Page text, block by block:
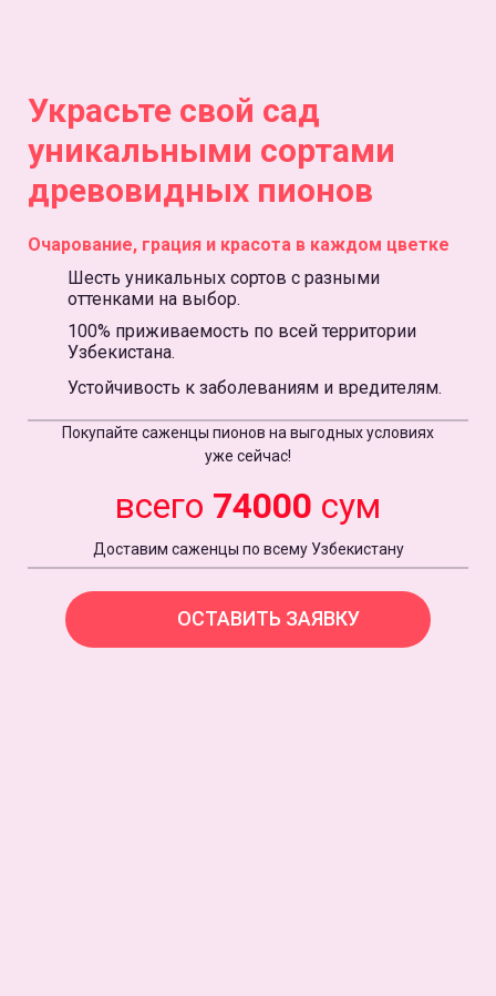
Украсьте свой сад
уникальными сортами
древовидных пионов
Очарование, грация и красота в каждом цветке
Шесть уникальных сортов с разными
оттенками на выбор.
100% приживаемость по всей территории
Узбекистана.
Устойчивость к заболеваниям и вредителям.
Покупайте саженцы пионов на выгодных условиях
уже сейчас!
всего 74000 сум
Доставим саженцы по всему Узбекистану
ОСТАВИТЬ ЗАЯВКУ